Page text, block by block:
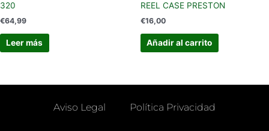
320
€64,99
Leer más
REEL CASE PRESTON
€16,00
Añadir al carrito
Aviso Legal Política Privacidad